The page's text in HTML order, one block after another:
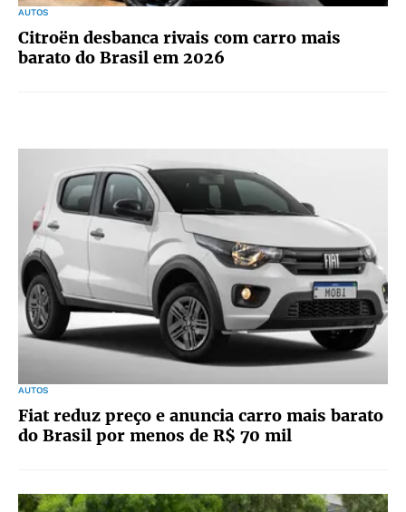
AUTOS
Citroën desbanca rivais com carro mais
barato do Brasil em 2026
AUTOS
Fiat reduz preço e anuncia carro mais barato
do Brasil por menos de R$ 70 mil